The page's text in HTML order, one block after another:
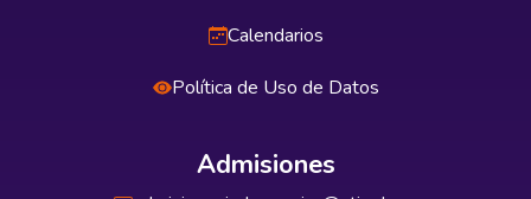
Calendarios
Política de Uso de Datos
Admisiones